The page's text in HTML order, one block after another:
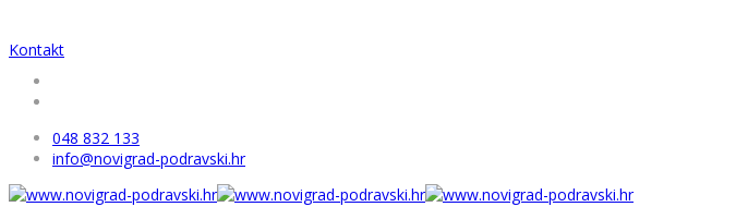
Kontakt
048 832 133
info@novigrad-podravski.hr